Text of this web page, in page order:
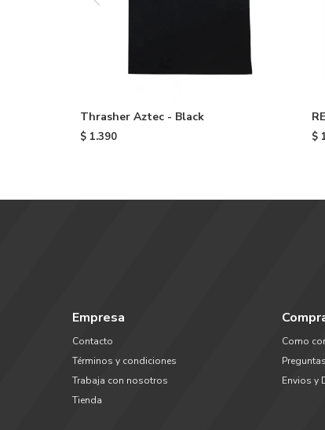
Thrasher Aztec - Black
$ 1.390 $
Empresa
Contacto
Términos y condiciones
Trabaja con nosotros
Tienda
Como
Envios y